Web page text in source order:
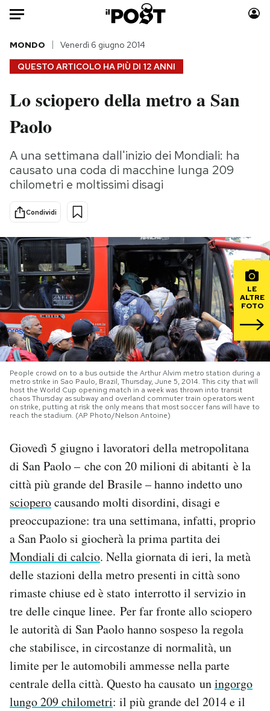
Auto
HOME
Italia
Politica
Tecnologia
Internet
Scienza
Cultura
Economia
Sport
Moda
Storie/Idee
Ok Boomer!
Media
Mondiali calcio 2026
PODCAST
NEWSLETTER
I MIEI PREFERITI
SHOP
CALENDARIO
AREA PERSONALE
Area Personale
Newsletter
Notifiche mobile
Hai bisogno di aiuto?
Esci
QUESTO ARTICOLO HA PIÙ DI 12 ANNI
MONDO Venerdì 6 giugno 2014
Lo sciopero della metro a San
Paolo
A una settimana dall'inizio dei Mondiali: ha
causato una coda di macchine lunga 209
chilometri e moltissimi disagi
Condividi
LE
ALTRE
FOTO
People crowd on to a bus outside the Arthur Alvim metro station during a
metro strike in Sao Paulo, Brazil, Thursday, June 5, 2014. This city that will
host the World Cup opening match in a week was thrown into transit
chaos Thursday as subway and overland commuter train operators went
on strike, putting at risk the only means that most soccer fans will have to
reach the stadium. (AP Photo/Nelson Antoine)
Giovedì 5 giugno i lavoratori della metropolitana
di San Paolo – che con 20 milioni di abitanti è la
città più grande del Brasile – hanno indetto uno
scioperocausando molti disordini, disagi e
preoccupazione: tra una settimana, infatti, proprio
a San Paolo si giocherà la prima partita dei
Mondiali di calcio. Nella giornata di ieri, la metà
delle stazioni della metro presenti in città sono
rimaste chiuse ed è stato interrotto il servizio in
tre delle cinque linee. Per far fronte allo sciopero
le autorità di San Paolo hanno sospeso la regola
che stabilisce, in circostanze di normalità, un
limite per le automobili ammesse nella parte
centrale della città. Questo ha causato uningorgo
lungo 209 chilometri: il più grande del 2014 e il